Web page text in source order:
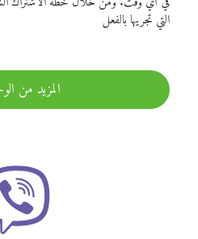
التي تجريها بالفعل
المزيد من